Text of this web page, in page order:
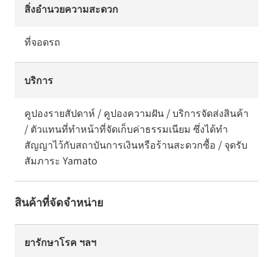
สิ่งอำนวยความสะดวก
ที่จอดรถ
บริการ
คูปองรายสัปดาห์ / คูปองความฝัน / บริการจัดส่งสินค้า
/ ตัวแทนที่ทำหน้าที่จัดเก็บค่าธรรมเนียม ซึ่งได้ทำ
สัญญาไว้กับสถาบันการเงินหรือร้านสะดวกซื้อ / จุดรับ
สัมภาระ Yamato
สินค้าที่จัดจำหน่าย
ยารักษาโรค ฯลฯ